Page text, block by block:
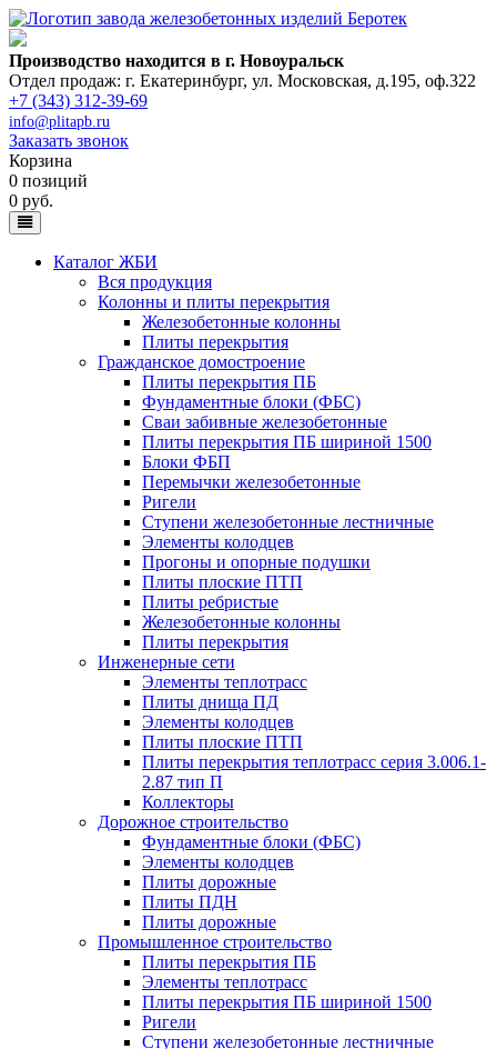
Производство находится в г. Новоуральск
Отдел продаж: г. Екатеринбург, ул. Московская, д.195, оф.322
+7 (343) 312-39-69
info@plitapb.ru
Заказать звонок
Корзина
0 позиций
0 руб.
Каталог ЖБИ
Вся продукция
Колонны и плиты перекрытия
Железобетонные колонны
Плиты перекрытия
Гражданское домостроение
Плиты перекрытия ПБ
Фундаментные блоки (ФБС)
Сваи забивные железобетонные
Плиты перекрытия ПБ шириной 1500
Блоки ФБП
Перемычки железобетонные
Ригели
Ступени железобетонные лестничные
Элементы колодцев
Прогоны и опорные подушки
Плиты плоские ПТП
Плиты ребристые
Железобетонные колонны
Плиты перекрытия
Инженерные сети
Элементы теплотрасс
Плиты днища ПД
Элементы колодцев
Плиты плоские ПТП
Плиты перекрытия теплотрасс серия 3.006.1-
2.87 тип П
Коллекторы
Дорожное строительство
Фундаментные блоки (ФБС)
Элементы колодцев
Плиты дорожные
Плиты ПДН
Плиты дорожные
Промышленное строительство
Плиты перекрытия ПБ
Элементы теплотрасс
Плиты перекрытия ПБ шириной 1500
Ригели
Ступени железобетонные лестничные